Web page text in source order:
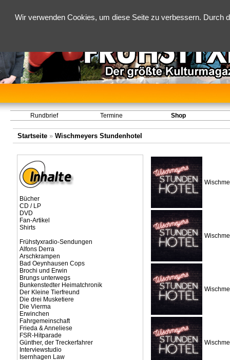
Wir verwenden Cookies, um diese Seite zu verbessern.
Rundbrief Termine Shop
Startseite» Wischmeyers Stundenhotel
Bücher
CD / LP
DVD
Fan-Artikel
Shirts
Frühstyxradio-Sendungen
Alfons Derra
Arschkrampen
Bad Oeynhausen Cops
Brochi und Erwin
Brungs unterwegs
Bunkenstedter Heimatchronik
Der Kleine Tierfreund
Die drei Musketiere
Die Vierma
Erwinchen
Fahrgemeinschaft
Frieda & Anneliese
FSR-Hitparade
Günther, der Treckerfahrer
Interviewstudio
Isernhagen Law